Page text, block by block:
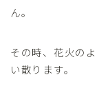
ん。
その時、花火の
い散ります。